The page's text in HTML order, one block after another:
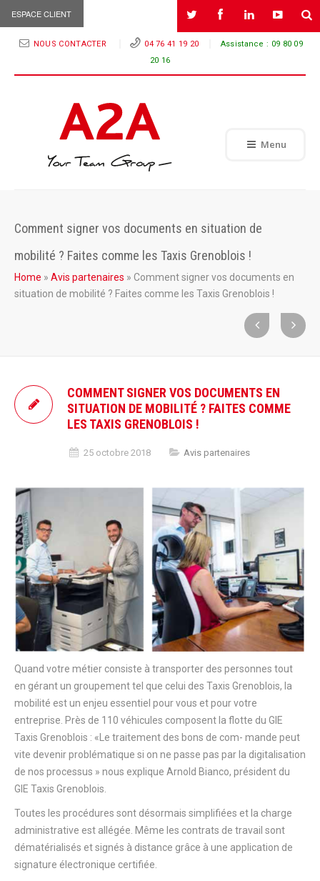
ESPACE CLIENT
NOUS CONTACTER 04 76 41 19 20 Assistance : 09 80 09
20 16
Menu
Comment signer vos documents en situation de
mobilité ? Faites comme les Taxis Grenoblois !
Home » Avis partenaires » Comment signer vos documents en
situation de mobilité ? Faites comme les Taxis Grenoblois !
COMMENT SIGNER VOS DOCUMENTS EN
SITUATION DE MOBILITÉ ? FAITES COMME
LES TAXIS GRENOBLOIS !
25 octobre 2018 Avis partenaires
Quand votre métier consiste à transporter des personnes tout
en gérant un groupement tel que celui des Taxis Grenoblois, la
mobilité est un enjeu essentiel pour vous et pour votre
entreprise. Près de 110 véhicules composent la flotte du GIE
Taxis Grenoblois : «Le traitement des bons de com- mande peut
vite devenir problématique si on ne passe pas par la digitalisation
de nos processus » nous explique Arnold Bianco, président du
GIE Taxis Grenoblois.
Toutes les procédures sont désormais simplifiées et la charge
administrative est allégée. Même les contrats de travail sont
dématérialisés et signés à distance grâce à une application de
signature électronique certifiée.